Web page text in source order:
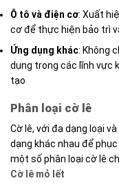
Ô tô và điện cơ: Xuất
cơ để thực hiện bảo trì
Ứng dụng khác: Không
dụng trong các lĩnh vực
tạo
Phân loại cờ lê
Cờ lê, với đa dạng loại
dạng khác nhau để
một số phân loại cờ lê
Cờ lê mỏ lết